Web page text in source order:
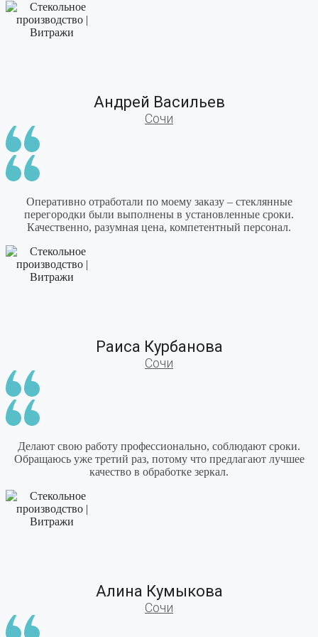
Андрей Васильев
Сочи
Оперативно отработали по моему заказу – стеклянные
перегородки были выполнены в установленные сроки.
Качественно, разумная цена, компетентный персонал.
Раиса Курбанова
Сочи
Делают свою работу профессионально, соблюдают сроки.
Обращаюсь уже третий раз, потому что предлагают лучшее
качество в обработке зеркал.
Алина Кумыкова
Сочи